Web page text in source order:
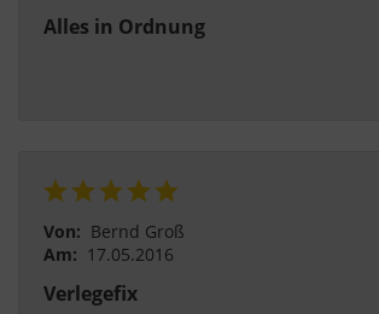
Alles in Ordnung
Von: Bernd Groß
Am: 17.05.2016
Verlegefix